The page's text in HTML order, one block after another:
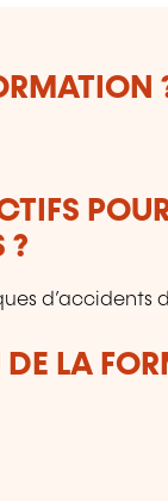
?
d’accidents
DE LA